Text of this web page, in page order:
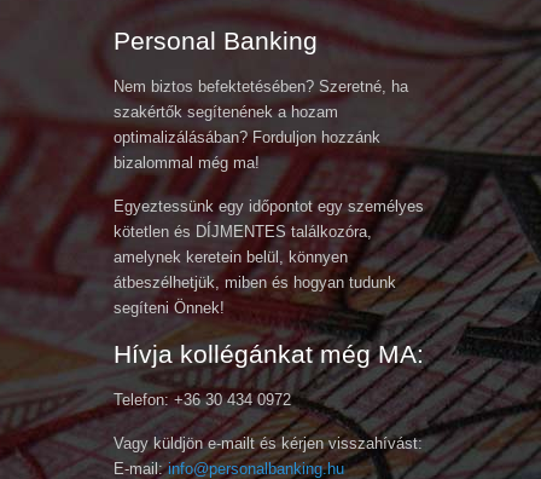
Personal Banking
Nem biztos befektetésében? Szeretné, ha
szakértők segítenének a hozam
optimalizálásában? Forduljon hozzánk
bizalommal még ma!
Egyeztessünk egy időpontot egy személyes
kötetlen és DÍJMENTES találkozóra,
amelynek keretein belül, könnyen
átbeszélhetjük, miben és hogyan tudunk
segíteni Önnek!
Hívja kollégánkat még MA:
Telefon: +36 30 434 0972
Vagy küldjön e-mailt és kérjen visszahívást:
E-mail:info@personalbanking.hu